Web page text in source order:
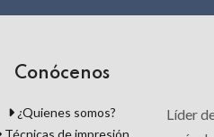
Conócenos
¿Quienes somos?
Líder